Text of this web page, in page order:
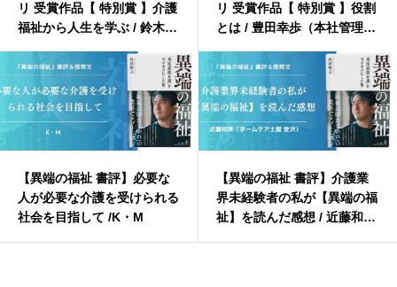
リ 受賞作品【 特別賞 】介護
福祉から人生を学ぶ / 鈴木
台）
リ 受賞作品【 特別賞 】役割
とは / 豊田幸歩（本社管理
【異端の福祉 書評】必要な
人が必要な介護を受けられる
社会を目指して /K・M
【異端の福祉 書評】介護業
界未経験者の私が【異端の福
祉】を読んだ感想 / 近藤和美